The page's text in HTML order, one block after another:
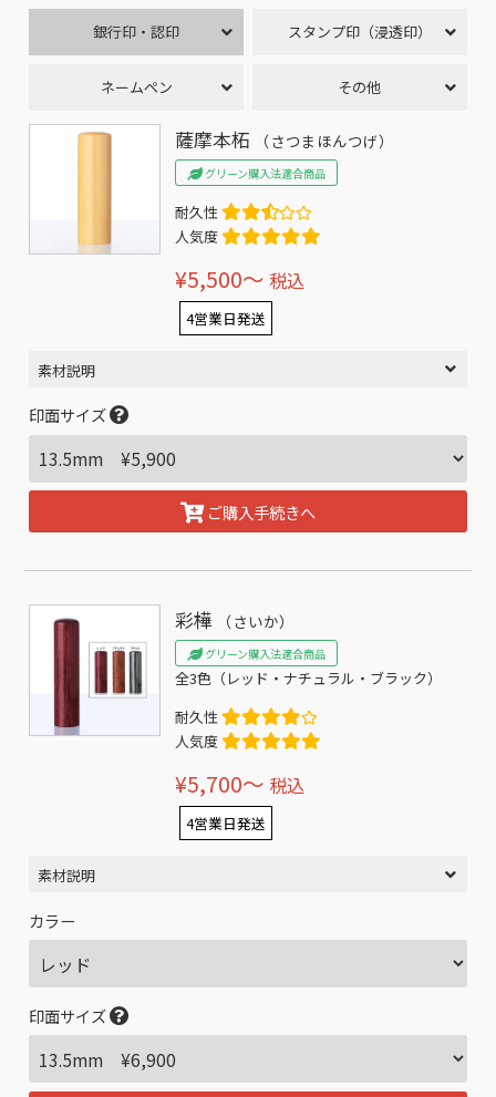
銀行印・認印 スタンプ印（浸透印）
ネームペン その他
薩摩本柘 （さつまほんつげ）
グリーン購入法適合商品
耐久性
人気度
¥5,500〜 税込
4営業日発送
素材説明
印面サイズ
ご購入手続きへ
彩樺 （さいか）
グリーン購入法適合商品
全3色（レッド・ナチュラル・ブラック）
耐久性
人気度
¥5,700〜 税込
4営業日発送
素材説明
カラー
印面サイズ